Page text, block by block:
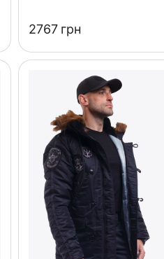
‍2767‍ грн